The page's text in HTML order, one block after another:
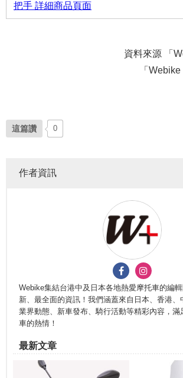
把手 詳細商品頁面
資料來源 「
「
這篇讚 0
作者資訊
Webike集結台港中及日本各地熱愛摩托車的編
新、最全面的資訊！我們涵蓋來自日本、香港、
業界動態、新車發布、騎行活動等精彩內容，滿
車的熱情！
最新文章